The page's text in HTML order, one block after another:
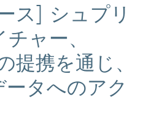
ス] シュプリ
ャー、
提携を通じ、
タへのアク